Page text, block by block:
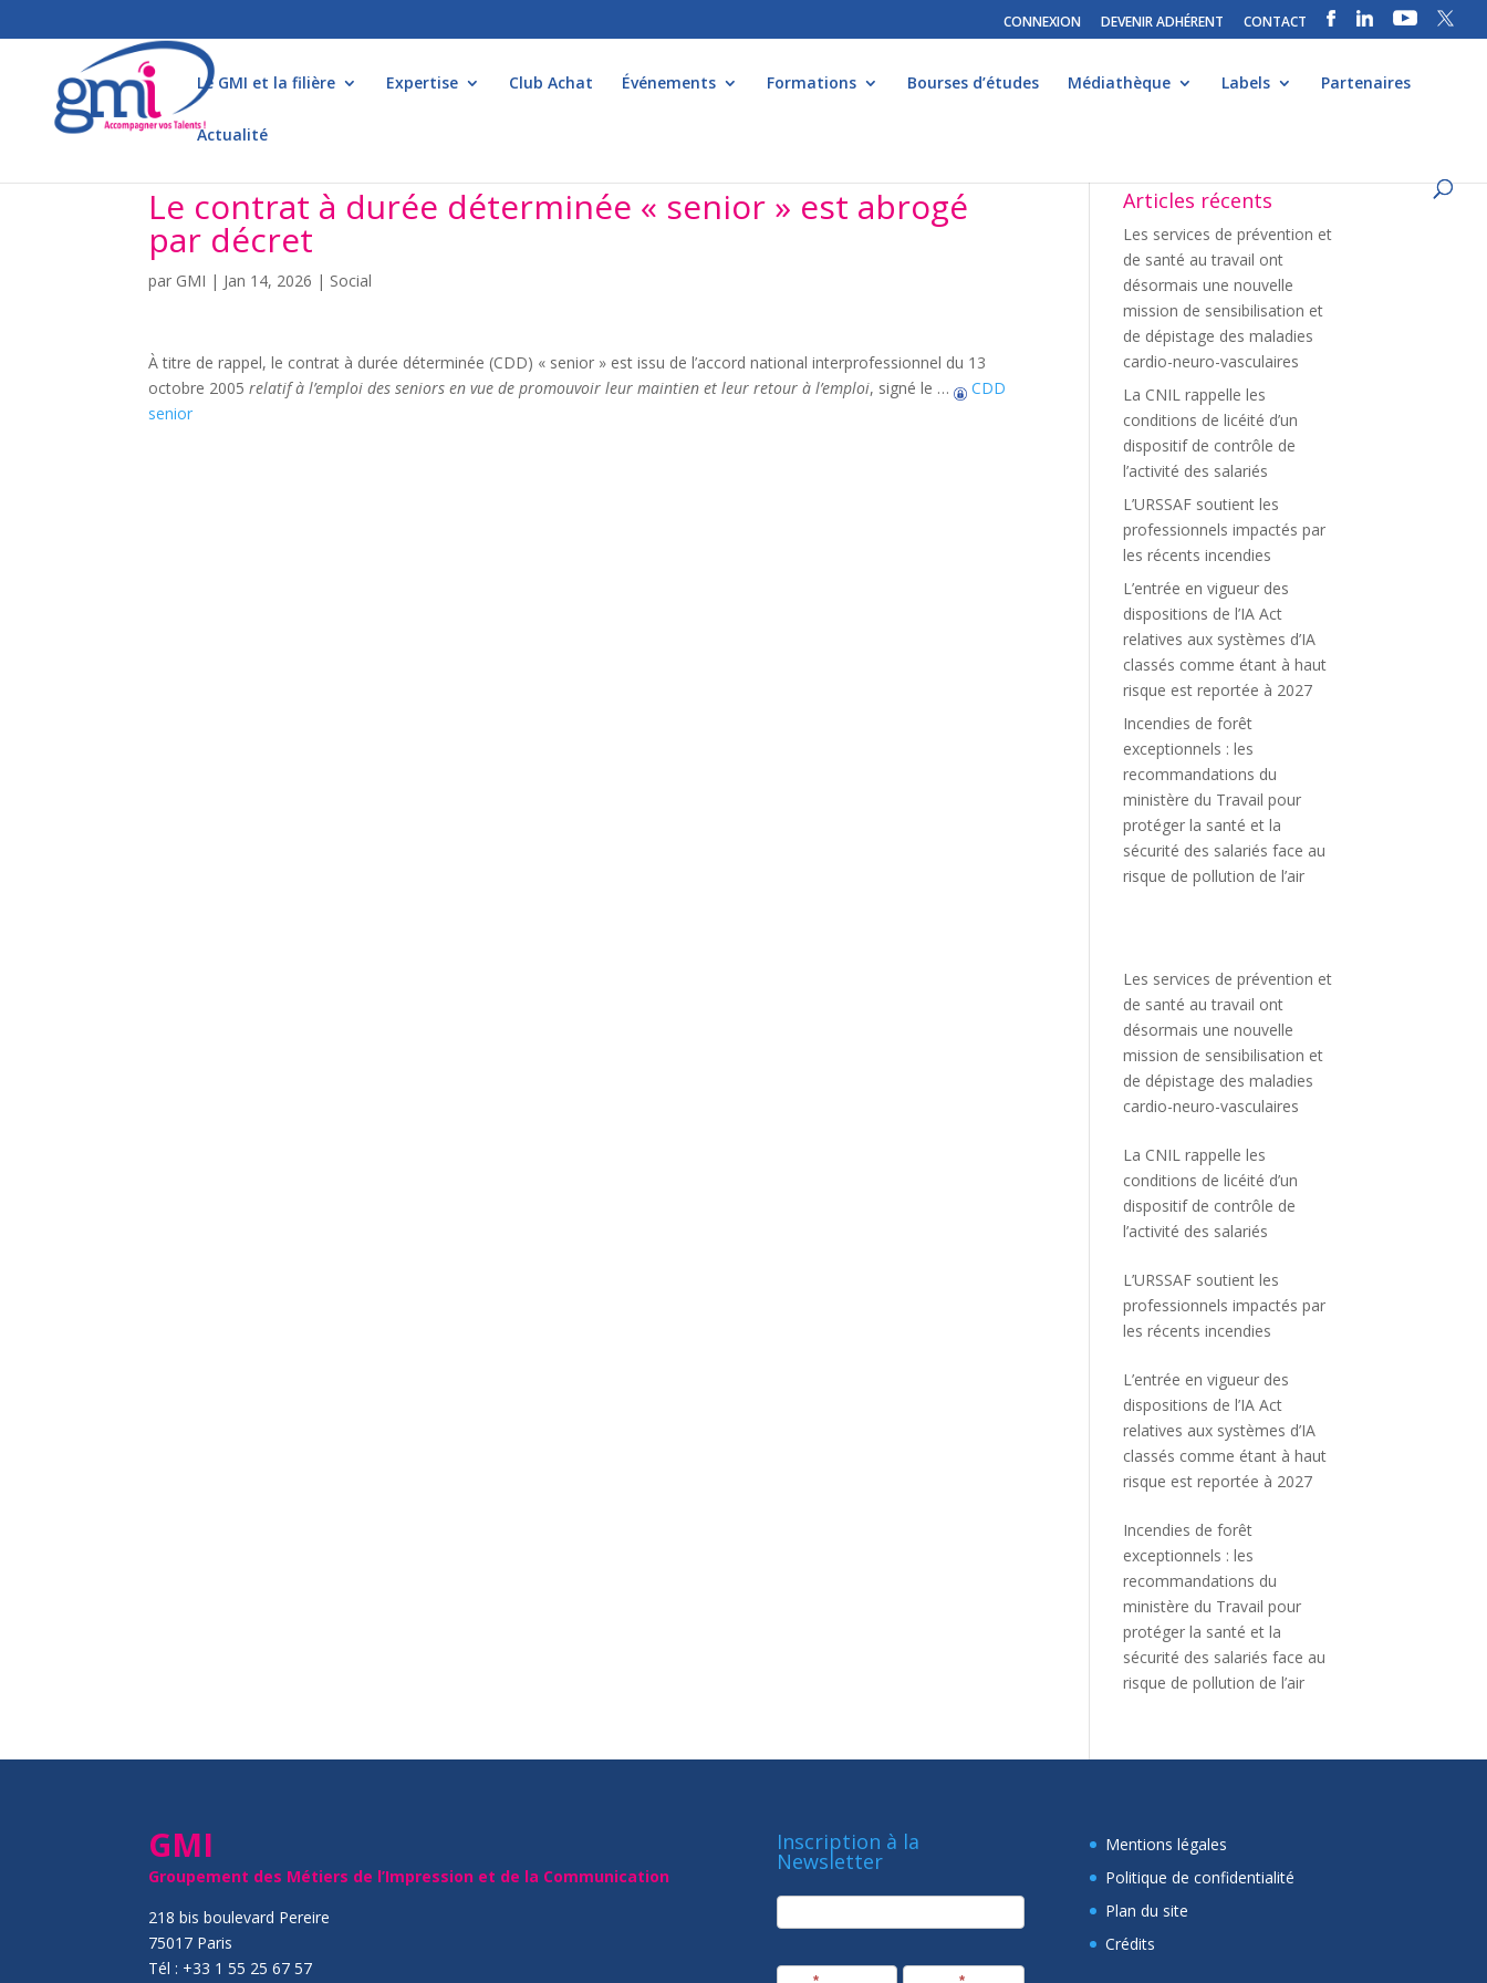
CONNEXION DEVENIR ADHÉRENT CONTACT
Le GMI et la filière Expertise Club Achat Événements Formations Bourses d’études Médiathèque Labels Partenaires
Actualité
Le contrat à durée déterminée « senior » est abrogé
par décret
par GMI | Jan 14, 2026 | Social
À titre de rappel, le contrat à durée déterminée (CDD) « senior » est issu de l’accord national interprofessionnel du 13
octobre 2005relatif à l’emploi des seniors en vue de promouvoir leur maintien et leur retour à l’emploi, signé le …
CDD
senior
Articles récents
Les services de prévention et
de santé au travail ont
désormais une nouvelle
mission de sensibilisation et
de dépistage des maladies
cardio-neuro-vasculaires
La CNIL rappelle les
conditions de licéité d’un
dispositif de contrôle de
l’activité des salariés
L’URSSAF soutient les
professionnels impactés par
les récents incendies
L’entrée en vigueur des
dispositions de l’IA Act
relatives aux systèmes d’IA
classés comme étant à haut
risque est reportée à 2027
Incendies de forêt
exceptionnels : les
recommandations du
ministère du Travail pour
protéger la santé et la
sécurité des salariés face au
risque de pollution de l’air
Les services de prévention et
de santé au travail ont
désormais une nouvelle
mission de sensibilisation et
de dépistage des maladies
cardio-neuro-vasculaires
La CNIL rappelle les
conditions de licéité d’un
dispositif de contrôle de
l’activité des salariés
L’URSSAF soutient les
professionnels impactés par
les récents incendies
L’entrée en vigueur des
dispositions de l’IA Act
relatives aux systèmes d’IA
classés comme étant à haut
risque est reportée à 2027
Incendies de forêt
exceptionnels : les
recommandations du
ministère du Travail pour
protéger la santé et la
sécurité des salariés face au
risque de pollution de l’air
GMI
Groupement des Métiers de l’Impression et de la Communication
218 bis boulevard Pereire
75017 Paris
Tél : +33 1 55 25 67 57
Inscription à la
Newsletter
newsletter
Mentions légales
Politique de confidentialité
Plan du site
Crédits